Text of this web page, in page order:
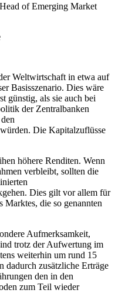
of Emerging Market
Weltwirtschaft in etwa auf
Basisszenario. Dies wäre
günstig, als sie auch bei
der Zentralbanken
Die Kapitalzuflüsse
höhere Renditen. Wenn
verbleibt, sollten die
Dies gilt vor allem für
Marktes, die so genannten
Aufmerksamkeit,
trotz der Aufwertung im
weiterhin um rund 15
dadurch zusätzliche Erträge
den in den
zum Teil wieder